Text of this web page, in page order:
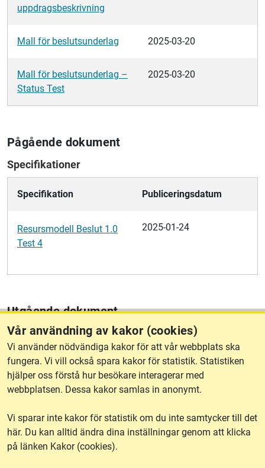
uppdragsbeskrivning
Mall för beslutsunderlag 2025-03-20
Mall för beslutsunderlag –
Status Test
2025-03-20
Pågående dokument
Specifikationer
Specifikation Publiceringsdatum
Resursmodell Beslut 1.0
Test 4
2025-01-24
Utgående dokument
Observera att utgående versioner fortfarande kan användas
i gällande specifikationer för enskilda datamängder. Vid
nyutveckling och större revideringar bör däremot den
senaste versionen användas.
Ta del av de utgående dokumenten i arkivet
Vår användning av kakor (cookies)
Vi använder nödvändiga kakor för att vår webbplats ska
fungera. Vi vill också spara kakor för statistik. Statistiken
hjälper oss förstå hur besökare interagerar med
webbplatsen. Dessa kakor samlas in anonymt.
Vi sparar inte kakor för statistik om du inte samtycker till det
här. Du kan alltid ändra dina inställningar genom att klicka
på länken Kakor (cookies).
lantmateriet.se